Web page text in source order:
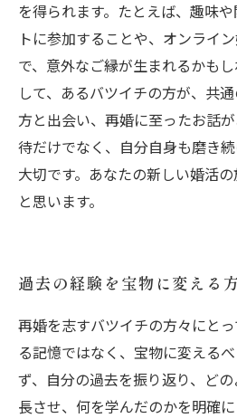
を得られます。たとえば、趣味
トに参加することや、オンライ
で、意外なご縁が生まれるかも
して、あるバツイチの方が、共
方と出会い、再婚に至ったお話
待だけでなく、自分自身も磨き
大切です。あなたの新しい婚活
と思います。
過去の経験を宝物に変える
再婚を志すバツイチの方々にと
る記憶ではなく、宝物に変える
ず、自分の過去を振り返り、ど
長させ、何を学んだのかを明確